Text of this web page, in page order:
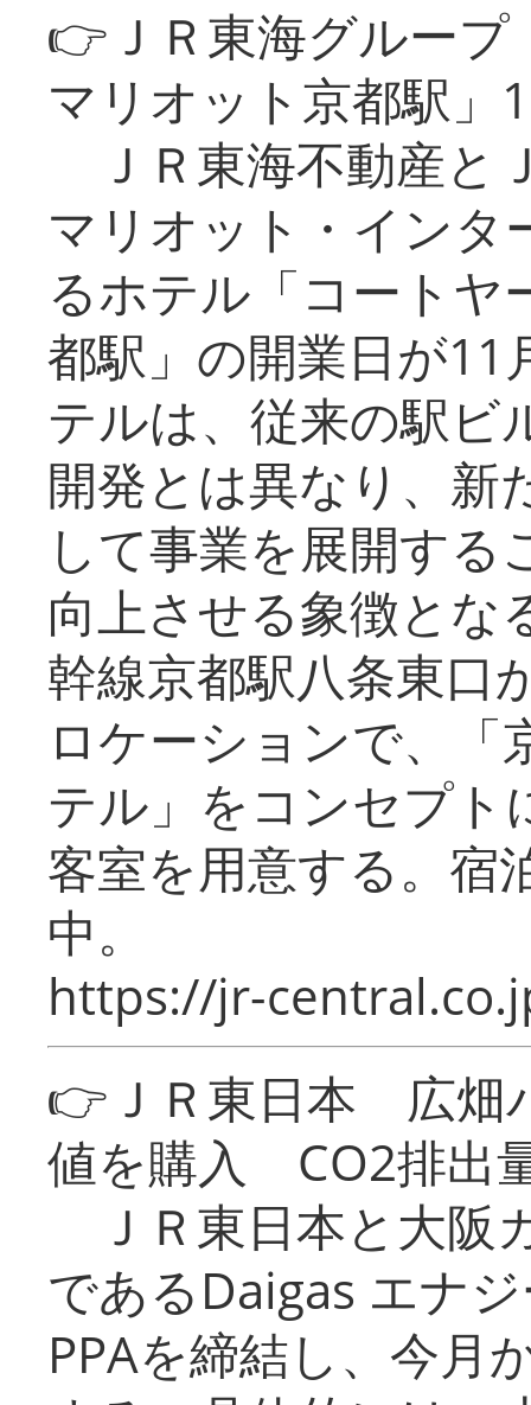
👉ＪＲ東海グルー
マリオット京都駅」
ＪＲ東海不動産と
マリオット・インタ
るホテル「コートヤ
都駅」の開業日が11
テルは、従来の駅ビ
開発とは異なり、新
して事業を展開する
向上させる象徴とな
幹線京都駅八条東口
ロケーションで、「
テル」をコンセプト
客室を用意する。宿
中。
https://jr-
👉ＪＲ東日本 広畑
値を購入 CO2排出
ＪＲ東日本と大阪
であるDaigas エナ
PPAを締結し、今月